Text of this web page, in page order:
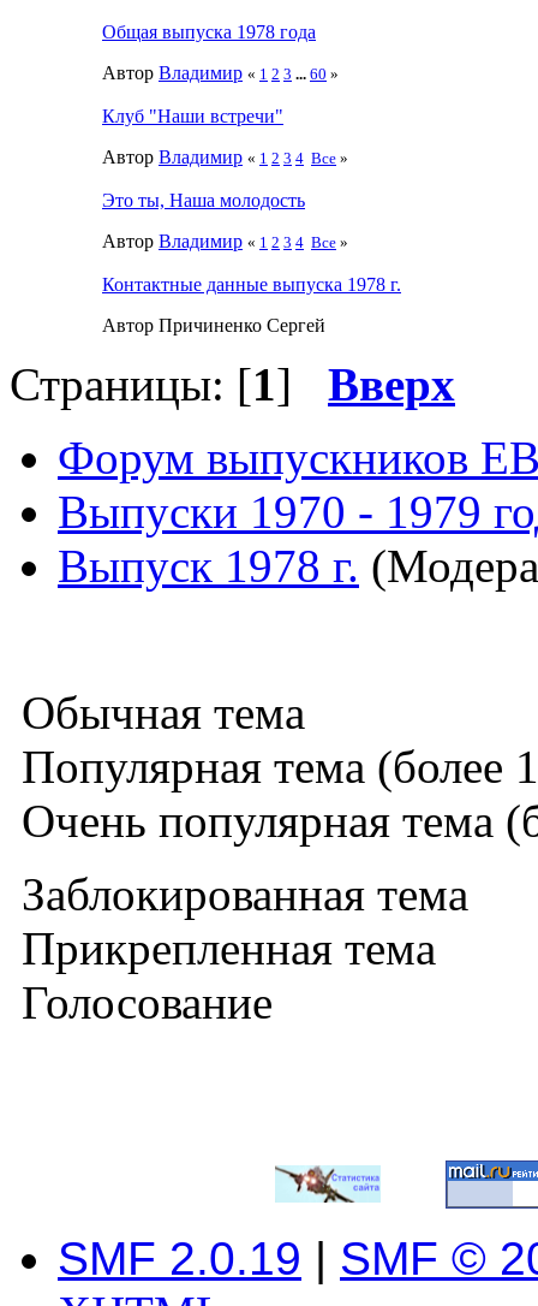
Общая выпуска 1978 года
Автор Влaдимир « 1 2 3 ... 60 »
Клуб "Наши встречи"
Автор Влaдимир « 1 2 3 4 Все »
Это ты, Наша молодость
Автор Влaдимир « 1 2 3 4 Все »
Контактные данные выпуска 1978 г.
Автор Причиненко Сергей
Страницы: [1] Вверх
Форум выпускников
Выпуски 1970 - 1979
Выпуск 1978 г.
Обычная тема
Популярная тема (более
Очень популярная тема
Заблокированная тема
Прикрепленная тема
Голосование
SMF 2.0.19 | SMF ©